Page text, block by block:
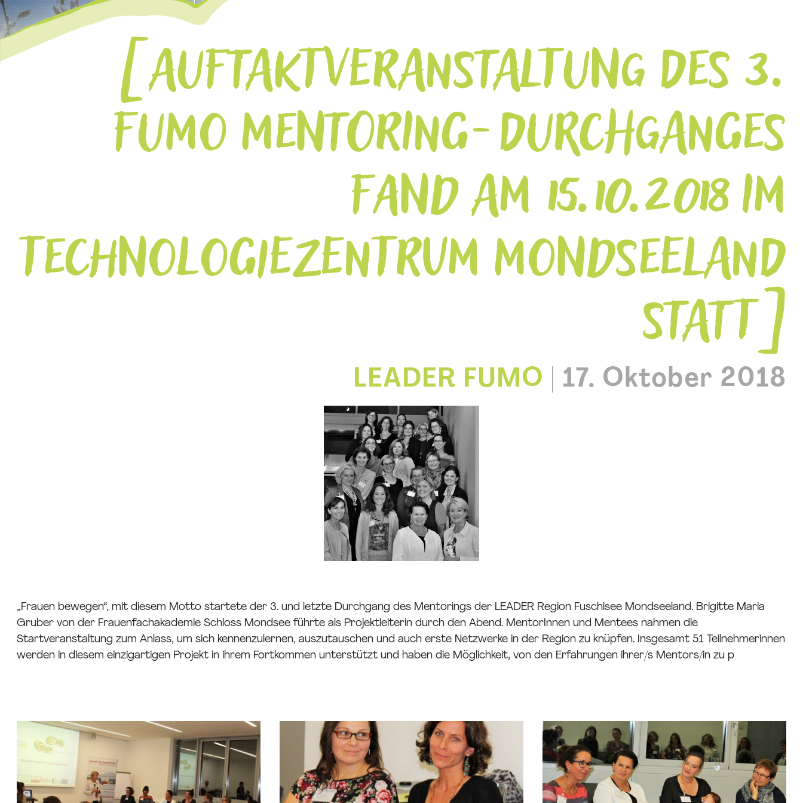
AUFTAKTVERANSTALTUNG DES 3.
FUMO MENTORING-DURCHGANGES
FAND AM 15.10.2018 IM
TECHNOLOGIEZENTRUM MONDSEELAND
STATT
LEADER FUMO 17. Oktober 2018
„Frauen bewegen“, mit diesem Motto startete der 3. und letzte Durchgang des Mentorings der LEADER Region Fuschlsee Mondseeland. Brigitte Maria
Gruber von der Frauenfachakademie Schloss Mondsee führte als Projektleiterin durch den Abend. MentorInnen und Mentees nahmen die
Startveranstaltung zum Anlass, um sich kennenzulernen, auszutauschen und auch erste Netzwerke in der Region zu knüpfen. Insgesamt 51 Teilnehmerinnen
werden in diesem einzigartigen Projekt in ihrem Fortkommen unterstützt und haben die Möglichkeit, von den Erfahrungen ihrer/s Mentors/in zu p